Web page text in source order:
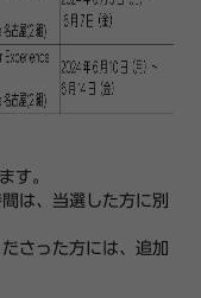
す。
は、当選した方に別
さった方には、追加